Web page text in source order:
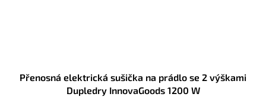
Přenosná elektrická sušička na prádlo se 2 výškami
Dupledry InnovaGoods 1200 W